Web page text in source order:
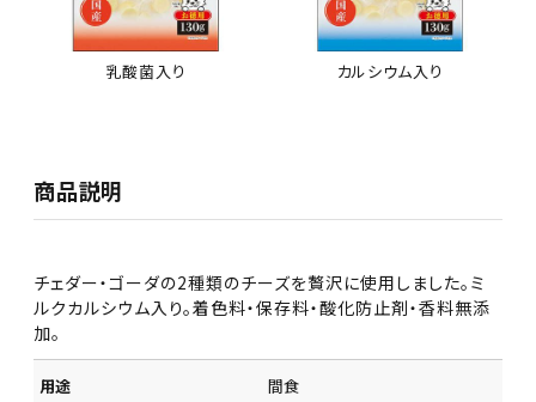
乳酸菌入り カルシウム入り
商品説明
チェダー・ゴーダの2種類のチーズを贅沢に使用しました。ミ
ルクカルシウム入り。着色料・保存料・酸化防止剤・香料無添
加。
用途 間食